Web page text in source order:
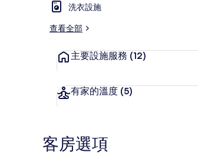
洗衣設施
查看全部
主要設施服務 (12)
有家的溫度 (5)
客房選項